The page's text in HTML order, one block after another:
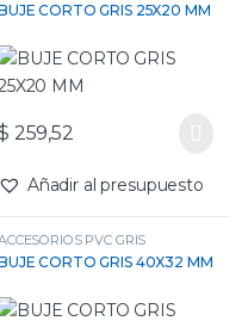
CORTO GRIS 25X20 MM
259,52
Añadir al presupuesto
PVC GRIS
CORTO GRIS 40X32 MM